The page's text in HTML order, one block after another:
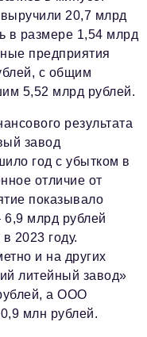
20,7 млрд
в размере 1,54 млрд
предприятия
с общим
5,52 млрд рублей.
результата
завод
год с убытком в
отличие от
показывало
6,9 млрд рублей
2023 году.
и на других
литейный завод»
а ООО
млн рублей.